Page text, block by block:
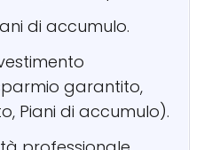
di accumulo.
garantito,
Piani di accumulo).